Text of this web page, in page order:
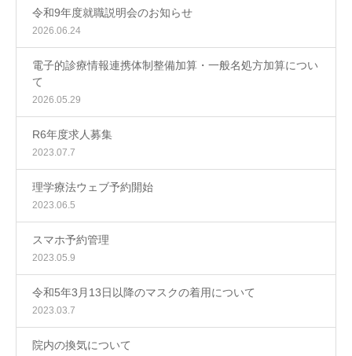
令和9年度就職説明会のお知らせ
2026.06.24
電子的診療情報連携体制整備加算・一般名処方加算につい
て
2026.05.29
R6年度求人募集
2023.07.7
理学療法ウェブ予約開始
2023.06.5
スマホ予約管理
2023.05.9
令和5年3月13日以降のマスクの着用について
2023.03.7
院内の換気について